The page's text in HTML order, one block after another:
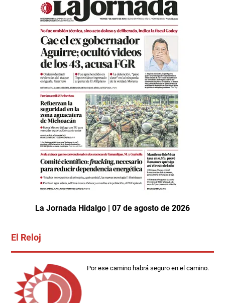
La Jornada Hidalgo | 07 de agosto de 2026
El Reloj
Por ese camino habrá seguro en el camino.